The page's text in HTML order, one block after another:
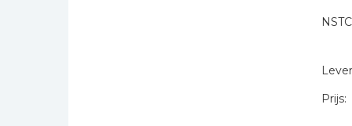
Prijs: